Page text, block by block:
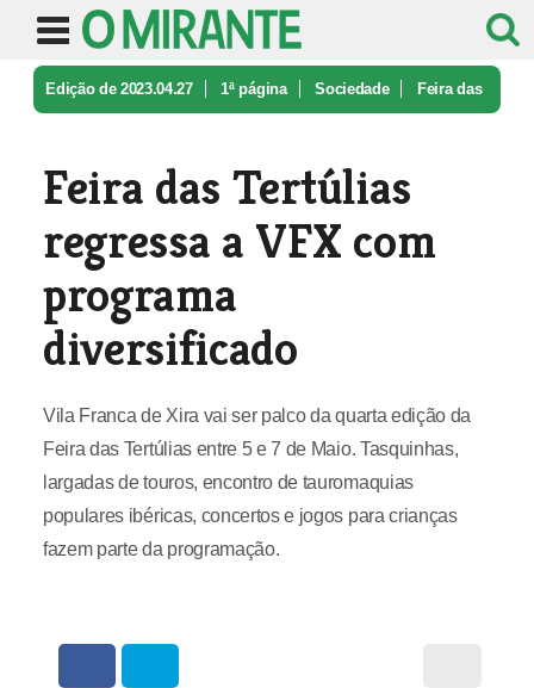
Edição de 2023.04.27 1ª página Sociedade Feira das
Feira das Tertúlias
regressa a VFX com
programa
diversificado
Vila Franca de Xira vai ser palco da quarta edição da
Feira das Tertúlias entre 5 e 7 de Maio. Tasquinhas,
largadas de touros, encontro de tauromaquias
populares ibéricas, concertos e jogos para crianças
fazem parte da programação.